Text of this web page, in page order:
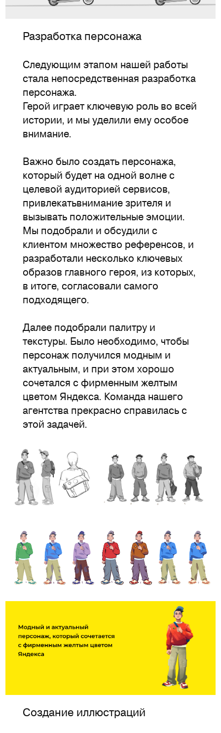
Разработка персонажа
Следующим этапом нашей работы
стала непосредственная разработка
персонажа.
Герой играет ключевую роль во всей
истории, и мы уделили ему особое
внимание.
Важно было создать персонажа,
который будет на одной волне с
целевой аудиторией сервисов,
привлекатьвнимание зрителя и
вызывать положительные эмоции.
Мы подобрали и обсудили с
клиентом множество референсов, и
разработали несколько ключевых
образов главного героя, из которых,
в итоге, согласовали самого
подходящего.
Далее подобрали палитру и
текстуры. Было необходимо, чтобы
персонаж получился модным и
актуальным, и при этом хорошо
сочетался с фирменным желтым
цветом Яндекса. Команда нашего
агентства прекрасно справилась с
этой задачей.
Создание иллюстраций